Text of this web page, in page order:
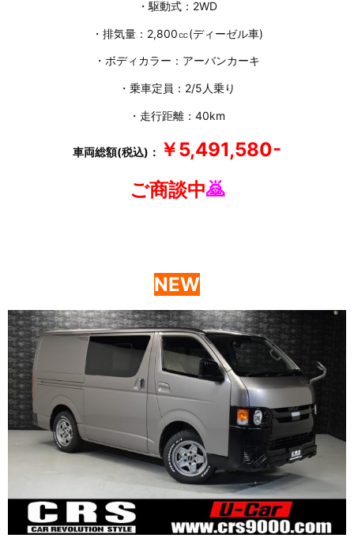
・駆動式：2WD
・排気量：2,800㏄(ディーゼル車)
・ボディカラー：アーバンカーキ
・乗車定員：2/5人乗り
・走行距離：40km
車両総額(税込)： ￥5,491,580-
ご商談中🙇
NEW